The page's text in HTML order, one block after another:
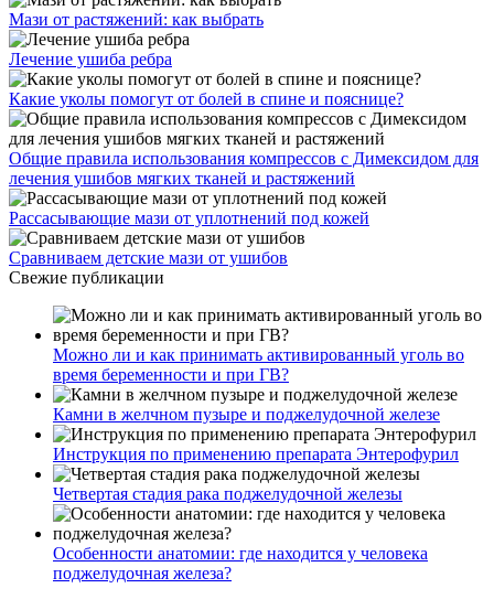
Мази от растяжений: как выбрать
Лечение ушиба ребра
Какие уколы помогут от болей в спине и пояснице?
Общие правила использования компрессов с Димексидом для
лечения ушибов мягких тканей и растяжений
Рассасывающие мази от уплотнений под кожей
Сравниваем детские мази от ушибов
Свежие публикации
Можно ли и как принимать активированный уголь во
время беременности и при ГВ?
Камни в желчном пузыре и поджелудочной железе
Инструкция по применению препарата Энтерофурил
Четвертая стадия рака поджелудочной железы
Особенности анатомии: где находится у человека
поджелудочная железа?